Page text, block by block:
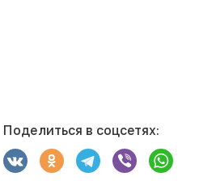
Поделиться в соцсетях: